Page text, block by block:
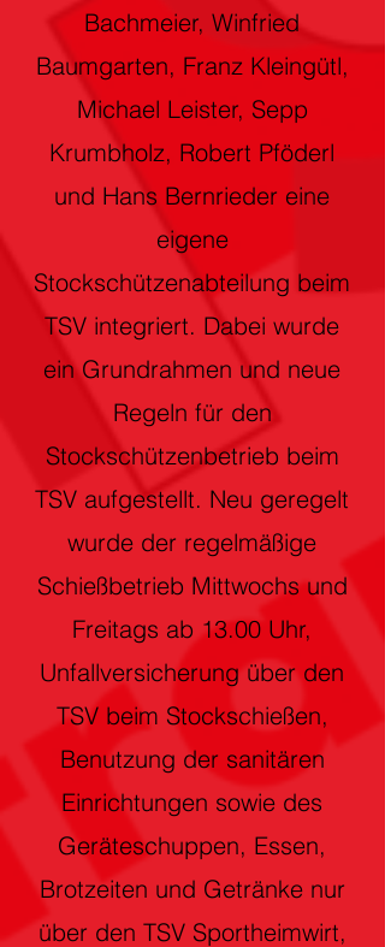
Bachmeier, Winfried
Baumgarten, Franz Kleingütl,
Michael Leister, Sepp
Krumbholz, Robert Pföderl
und Hans Bernrieder eine
eigene
Stockschützenabteilung beim
TSV integriert. Dabei wurde
ein Grundrahmen und neue
Regeln für den
Stockschützenbetrieb beim
TSV aufgestellt. Neu geregelt
wurde der regelmäßige
Schießbetrieb Mittwochs und
Freitags ab 13.00 Uhr,
Unfallversicherung über den
TSV beim Stockschießen,
Benutzung der sanitären
Einrichtungen sowie des
Geräteschuppen, Essen,
Brotzeiten und Getränke nur
über den TSV Sportheimwirt,